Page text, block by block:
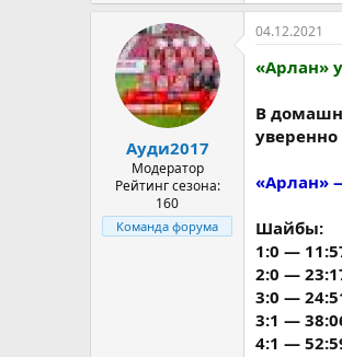
Ауди2017
Модератор
Рейтинг сезона:
160
Команда форума
04.12.2021
«Арлан»
В
«Арлан»
Шайбы:
1:0 —
2:0 —
3:0 —
3:1 —
4:1 —